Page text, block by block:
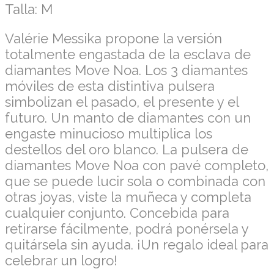
Talla: M
Valérie Messika propone la versión
totalmente engastada de la esclava de
diamantes Move Noa. Los 3 diamantes
móviles de esta distintiva pulsera
simbolizan el pasado, el presente y el
futuro. Un manto de diamantes con un
engaste minucioso multiplica los
destellos del oro blanco. La pulsera de
diamantes Move Noa con pavé completo,
que se puede lucir sola o combinada con
otras joyas, viste la muñeca y completa
cualquier conjunto. Concebida para
retirarse fácilmente, podrá ponérsela y
quitársela sin ayuda. ¡Un regalo ideal para
celebrar un logro!